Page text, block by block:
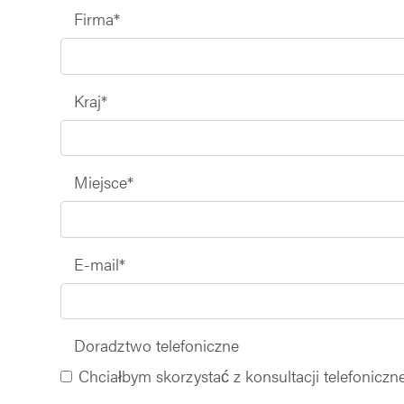
Firma*
Kraj*
Miejsce*
E-mail*
Doradztwo telefoniczne
Chciałbym skorzystać z konsultacji